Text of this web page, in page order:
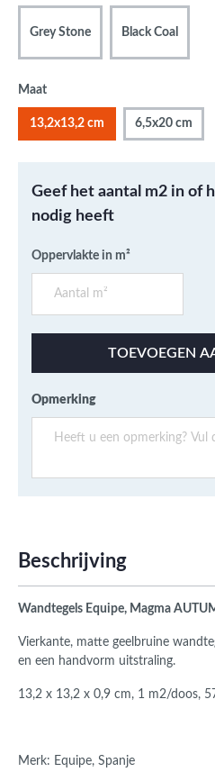
Grey Stone Black Coal
Maat
13,2x13,2 cm 6,5x20 cm
Geef het aantal m2 in of
nodig heeft
Oppervlakte in m²
TOEVOEGEN
Opmerking
Beschrijving
Wandtegels Equipe, Magma
Vierkante, matte geelbruine
en een handvorm uitstraling.
13,2 x 13,2 x 0,9 cm, 1 m2/doos,
Merk: Equipe, Spanje